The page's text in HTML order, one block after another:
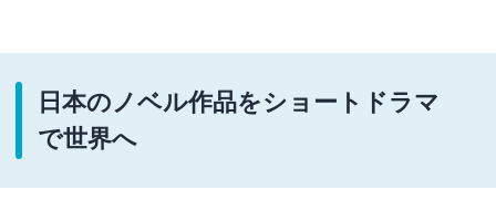
日本のノベル作品をショートドラマ
で世界へ